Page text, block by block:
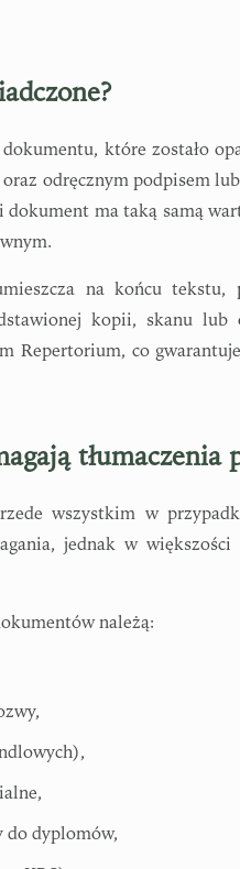
które zostało
odręcznym podpisem
ma taką samą
na końcu tekstu,
kopii, skanu lub
Repertorium, co
tłumaczenia
wszystkim w
jednak w
należą:
do dyplomów,